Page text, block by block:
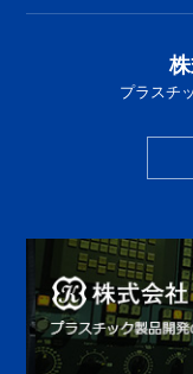
プラスチ